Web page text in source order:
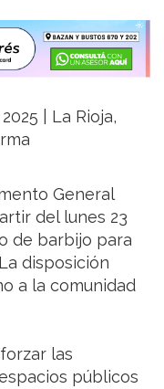
| La Rioja,
General
del lunes 23
de barbijo para
disposición
a la comunidad
las
públicos